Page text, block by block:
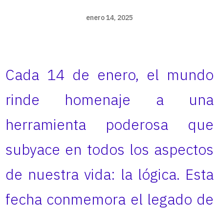
enero 14, 2025
Cada 14 de enero, el mundo
rinde homenaje a una
herramienta poderosa que
subyace en todos los aspectos
de nuestra vida: la lógica. Esta
fecha conmemora el legado de